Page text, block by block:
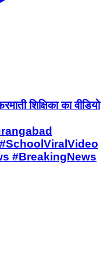
शिक्षिका का वीडियो